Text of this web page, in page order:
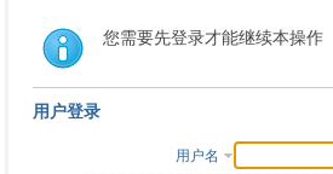
您需要先登录才能继续本操作
用户登录
用户名